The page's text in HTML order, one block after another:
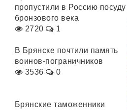
пропустили в Россию посуду
бронзового века
2720
1
В Брянске почтили память
воинов-пограничников
3536
0
Брянские таможенники